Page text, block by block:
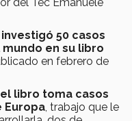
investigó 50 casos
mundo en su libro
en febrero de
libro toma casos
Europa , trabajo que le